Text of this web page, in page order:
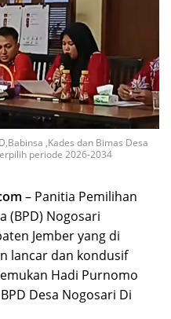
,Kades dan Bimas Desa
periode 2026-2034
– Panitia Pemilihan
(BPD) Nogosari
Jember yang di
lancar dan kondusif
Hadi Purnomo
Desa Nogosari Di